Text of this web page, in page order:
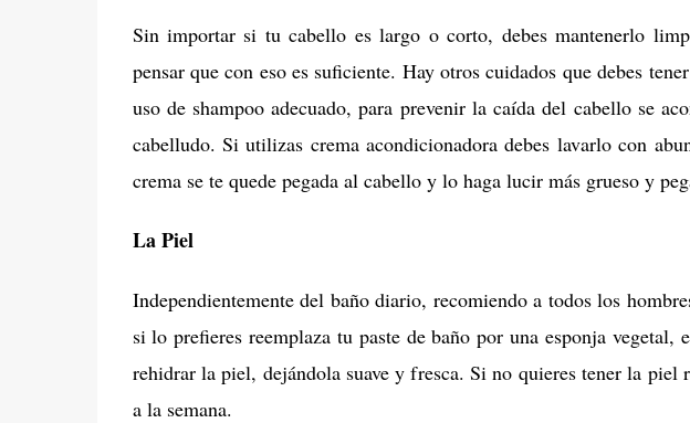
Sin importar si tu cabello es largo o corto, debes mantenerlo
pensar que con eso es suficiente. Hay otros cuidados que debes
uso de shampoo adecuado, para prevenir la caída del cabello se
cabelludo. Si utilizas crema acondicionadora debes lavarlo con
crema se te quede pegada al cabello y lo haga lucir más grueso y
La Piel
Independientemente del baño diario, recomiendo a todos los
si lo prefieres reemplaza tu paste de baño por una esponja
rehidrar la piel, dejándola suave y fresca. Si no quieres tener la piel
a la semana.